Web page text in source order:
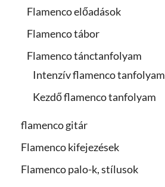
Flamenco előadások
Flamenco tábor
Flamenco tánctanfolyam
Intenzív flamenco tanfolyam
Kezdő flamenco tanfolyam
flamenco gitár
Flamenco kifejezések
Flamenco palo-k, stílusok